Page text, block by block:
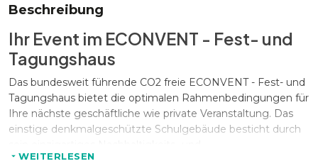
Beschreibung
Ihr Event im ECONVENT - Fest- und
Tagungshaus
Das bundesweit führende CO2 freie ECONVENT - Fest- und
Tagungshaus bietet die optimalen Rahmenbedingungen für
Ihre nächste geschäftliche wie private Veranstaltung. Das
einstige denkmalgeschützte Schulgebäude besticht durch
Umweltgerechtigkeitskonzept.
WEITERLESEN